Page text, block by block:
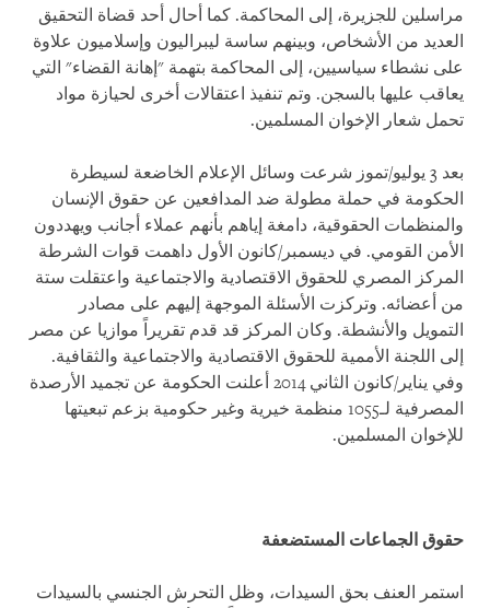
مراسلين للجزيرة، إلى المحاكمة. كما أحال أحد قضاة التحقيق
العديد من الأشخاص، وبينهم ساسة ليبراليون وإسلاميون علاوة
على نشطاء سياسيين، إلى المحاكمة بتهمة "إهانة القضاء" التي
يعاقب عليها بالسجن. وتم تنفيذ اعتقالات أخرى لحيازة مواد
تحمل شعار الإخوان المسلمين.
بعد 3 يوليو/تموز شرعت وسائل الإعلام الخاضعة لسيطرة
الحكومة في حملة مطولة ضد المدافعين عن حقوق الإنسان
والمنظمات الحقوقية، دامغة إياهم بأنهم عملاء أجانب ويهددون
الأمن القومي. في ديسمبر/كانون الأول داهمت قوات الشرطة
المركز المصري للحقوق الاقتصادية والاجتماعية واعتقلت ستة
من أعضائه. وتركزت الأسئلة الموجهة إليهم على مصادر
التمويل والأنشطة. وكان المركز قد قدم تقريراً موازيا عن مصر
إلى اللجنة الأممية للحقوق الاقتصادية والاجتماعية والثقافية.
وفي يناير/كانون الثاني 2014 أعلنت الحكومة عن تجميد الأرصدة
المصرفية لـ1055 منظمة خيرية وغير حكومية بزعم تبعيتها
للإخوان المسلمين.
حقوق الجماعات المستضعفة
استمر العنف بحق السيدات، وظل التحرش الجنسي بالسيدات